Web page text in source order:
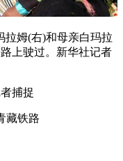
拉姆(右)和母亲白玛拉
上驶过。新华社记者
捕捉
藏铁路